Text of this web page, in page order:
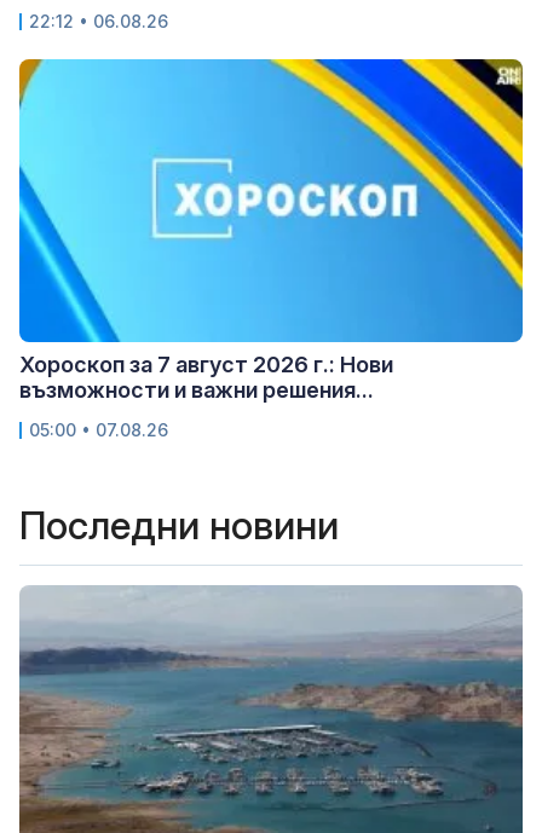
22:12 • 06.08.26
Хороскоп за 7 август 2026 г.: Нови
възможности и важни решения...
05:00 • 07.08.26
Последни новини